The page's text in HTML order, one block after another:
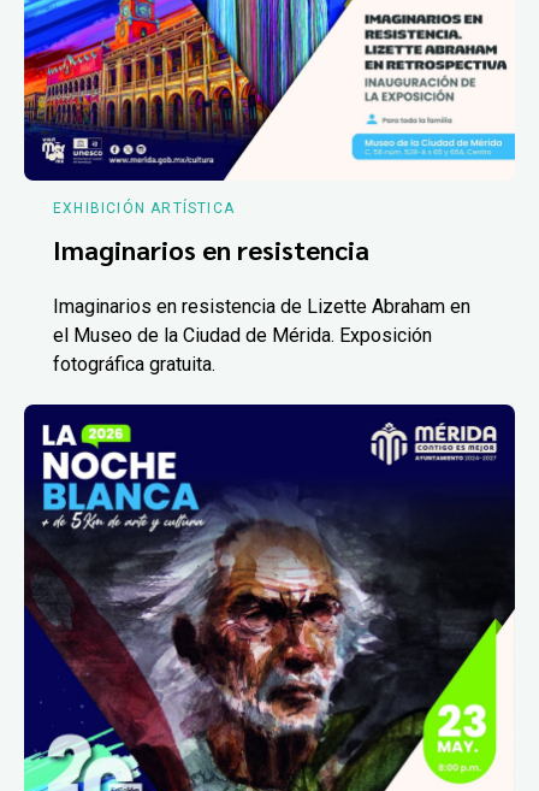
EXHIBICIÓN ARTÍSTICA
Imaginarios en resistencia
Imaginarios en resistencia de Lizette Abraham en
el Museo de la Ciudad de Mérida. Exposición
fotográfica gratuita.